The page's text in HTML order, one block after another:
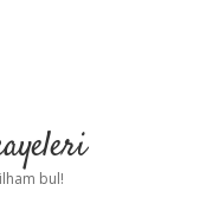
bul!